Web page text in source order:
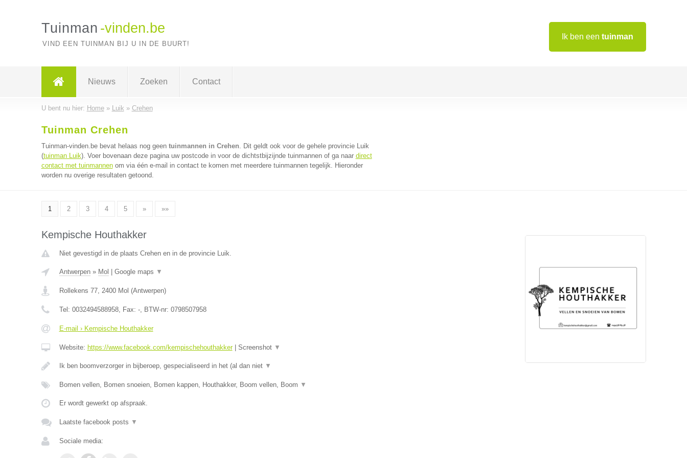
Ik ben een tuinman
Tuinman -vinden.be
VIND EEN TUINMAN BIJ U IN DE BUURT!
Nieuws Zoeken Contact
U bent nu hier: Home» Luik » Crehen
Tuinman Crehen
Tuinman-vinden.be bevat helaas nog geen tuinmannen in Crehen. Dit geldt ook voor de gehele provincie Luik
(tuinman Luik). Voer bovenaan deze pagina uw postcode in voor de dichtstbijzijnde tuinmannen of ga naar direct
contact met tuinmannenom via één e-mail in contact te komen met meerdere tuinmannen tegelijk. Hieronder
worden nu overige resultaten getoond.
1 2 3 4 5 » »»
Kempische Houthakker
Niet gevestigd in de plaats Crehen en in de provincie Luik.
Antwerpen» Mol Google maps ▼
Rollekens 77, 2400 Mol (Antwerpen)
Tel: 0032494588958, Fax: -, BTW-nr: 0798507958
E-mail › Kempische Houthakker
Website: https://www.facebook.com/kempischehouthakker| Screenshot ▼
Ik ben boomverzorger in bijberoep, gespecialiseerd in het (al dan niet ▼
Bomen vellen, Bomen snoeien, Bomen kappen, Houthakker, Boom vellen, Boom ▼
Er wordt gewerkt op afspraak.
Laatste facebook posts ▼
Sociale media: